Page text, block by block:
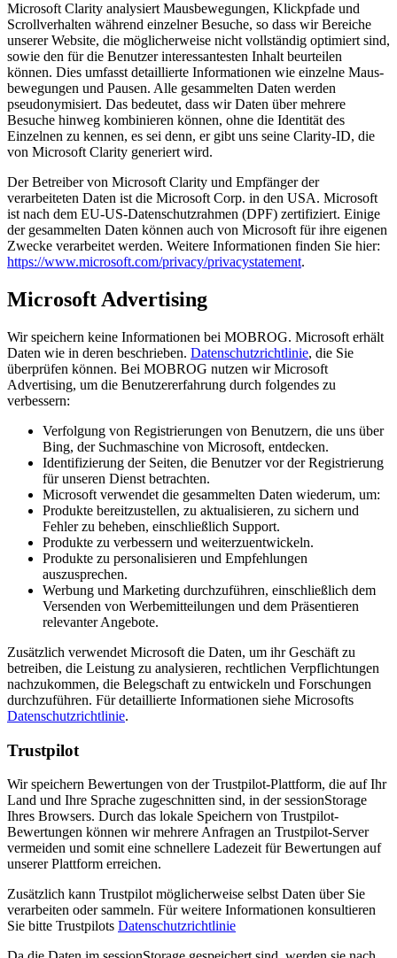
Microsoft Clarity analysiert Mausbewegungen, Klickpfade und
Scrollverhalten während einzelner Besuche, so dass wir Bereiche
unserer Website, die möglicherweise nicht vollständig optimiert sind,
sowie den für die Benutzer interessantesten Inhalt beurteilen
können. Dies umfasst detaillierte Informationen wie einzelne Maus-
bewegungen und Pausen. Alle gesammelten Daten werden
pseudonymisiert. Das bedeutet, dass wir Daten über mehrere
Besuche hinweg kombinieren können, ohne die Identität des
Einzelnen zu kennen, es sei denn, er gibt uns seine Clarity-ID, die
von Microsoft Clarity generiert wird.
Der Betreiber von Microsoft Clarity und Empfänger der
verarbeiteten Daten ist die Microsoft Corp. in den USA. Microsoft
ist nach dem EU-US-Datenschutzrahmen (DPF) zertifiziert. Einige
der gesammelten Daten können auch von Microsoft für ihre eigenen
Zwecke verarbeitet werden. Weitere Informationen finden Sie hier:
https://www.microsoft.com/privacy/privacystatement.
Microsoft Advertising
Wir speichern keine Informationen bei MOBROG. Microsoft erhält
Daten wie in deren beschrieben. Datenschutzrichtlinie, die Sie
überprüfen können. Bei MOBROG nutzen wir Microsoft
Advertising, um die Benutzererfahrung durch folgendes zu
verbessern:
Verfolgung von Registrierungen von Benutzern, die uns über
Bing, der Suchmaschine von Microsoft, entdecken.
Identifizierung der Seiten, die Benutzer vor der Registrierung
für unseren Dienst betrachten.
Microsoft verwendet die gesammelten Daten wiederum, um:
Produkte bereitzustellen, zu aktualisieren, zu sichern und
Fehler zu beheben, einschließlich Support.
Produkte zu verbessern und weiterzuentwickeln.
Produkte zu personalisieren und Empfehlungen
auszusprechen.
Werbung und Marketing durchzuführen, einschließlich dem
Versenden von Werbemitteilungen und dem Präsentieren
relevanter Angebote.
Zusätzlich verwendet Microsoft die Daten, um ihr Geschäft zu
betreiben, die Leistung zu analysieren, rechtlichen Verpflichtungen
nachzukommen, die Belegschaft zu entwickeln und Forschungen
durchzuführen. Für detaillierte Informationen siehe Microsofts
Datenschutzrichtlinie.
Trustpilot
Wir speichern Bewertungen von der Trustpilot-Plattform, die auf Ihr
Land und Ihre Sprache zugeschnitten sind, in der sessionStorage
Ihres Browsers. Durch das lokale Speichern von Trustpilot-
Bewertungen können wir mehrere Anfragen an Trustpilot-Server
vermeiden und somit eine schnellere Ladezeit für Bewertungen auf
unserer Plattform erreichen.
Zusätzlich kann Trustpilot möglicherweise selbst Daten über Sie
verarbeiten oder sammeln. Für weitere Informationen konsultieren
Sie bitte Trustpilots Datenschutzrichtlinie